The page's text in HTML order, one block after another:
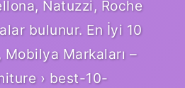
​​​​​​​​Natuzzi, Roche
bulunur. En İyi 10
Mobilya Markaları –
› best-10-